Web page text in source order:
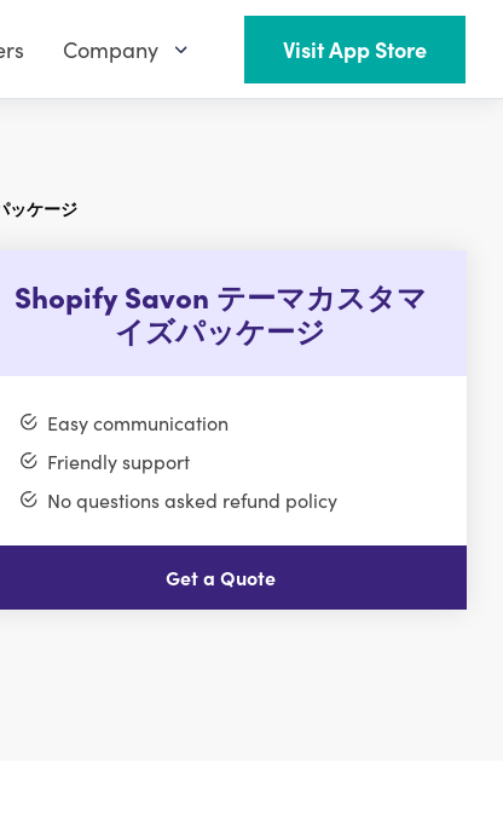
Company Visit App Store
ッケージ
Shopify Savon テーマカスタマ
イズパッケージ
Easy communication
Friendly support
No questions asked refund policy
Get a Quote